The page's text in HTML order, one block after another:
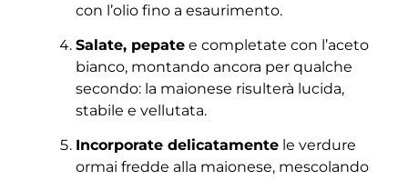
con l’olio fino a esaurimento.
Salate, pepatee completate con l’aceto
bianco, montando ancora per qualche
secondo: la maionese risulterà lucida,
stabile e vellutata.
Incorporate delicatamentele verdure
ormai fredde alla maionese, mescolando